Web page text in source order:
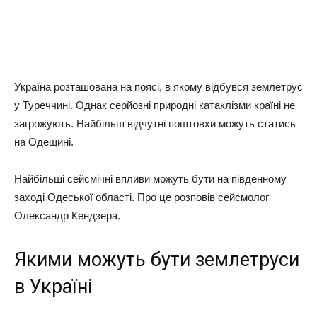
Україна розташована на поясі, в якому відбувся землетрус
у Туреччині. Однак серйозні природні катаклізми країні не
загрожують. Найбільш відчутні поштовхи можуть статись
на Одещині.
Найбільші сейсмічні впливи можуть бути на південному
заході Одеської області. Про це розповів сейсмолог
Олександр Кендзера.
Якими можуть бути землетруси
в Україні